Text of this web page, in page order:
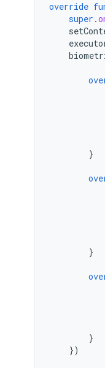
override
super .
}
}
}
})